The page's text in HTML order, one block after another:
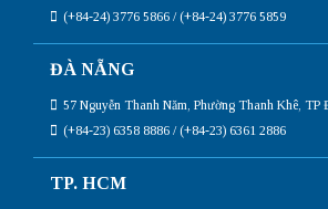
(+84-24) 3776 5866 / (+84-24) 3776 5859
ĐÀ NẴNG
57 Nguyễn Thanh Năm, Phường Thanh Khê, TP
(+84-23) 6358 8886 / (+84-23) 6361 2886
TP. HCM